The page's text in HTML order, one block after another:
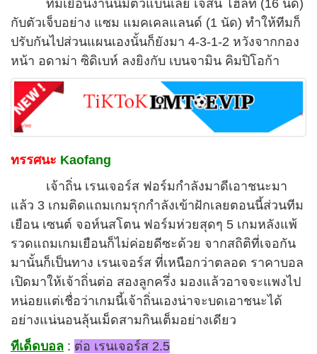
ทีมเยือนงานนี้มีตัวแบนเลย เจสัน โฮลท์ (16 นัด)
กับตัวเจ็บอย่าง แซม แมคเคลแลนด์ (1 นัด) ทำให้ทีมก็
ปรับกันไปส่วนแผนเองนั้นก็ยังมา 4-3-1-2 หวังจากกอง
หน้า อดาม่า ซิดิเบห์ ลงยิงกับ เบนจามิน คิมปิโอก้า
ทรรศนะ Kaofang
เจ้าถิ่น เรนเจอร์ส ฟอร์มกำลังมาดีเอาชนะมา
แล้ว 3 เกมติดแถมเกมรุกกำลังเข้าฝักเลยตอนนี้ส่วนทีม
เยือน เซนต์ จอห์นสโตน ฟอร์มห่วยสุดๆ 5 เกมหลังแพ้
รวดแถมเกมเยือนก็ไม่ค่อยดีซะด้วย จากสถิติที่เจอกัน
มานั้นก็เป็นทาง เรนเจอร์ส ที่เหนือกว่าตลอด ราคาบอล
เปิดมาให้เจ้าถิ่นต่อ สองลูกครึ่ง มองแล้วอาจจะแพงไป
หน่อยแต่เชื่อว่าเกมนี้เจ้าถิ่นเองน่าจะบดเอาชนะได้
อย่างแน่นอนลุ้นเม็ดสามกินเต็มอย่างเดียว
ทีเด็ดบอล : ต่อ เรนเจอร์ส 2.5